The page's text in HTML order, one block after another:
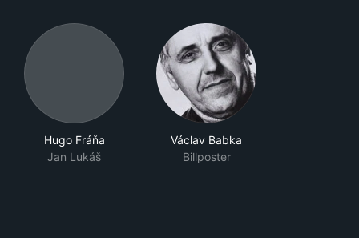
Hugo Fráňa
Jan Lukáš
Václav Babka
Billposter